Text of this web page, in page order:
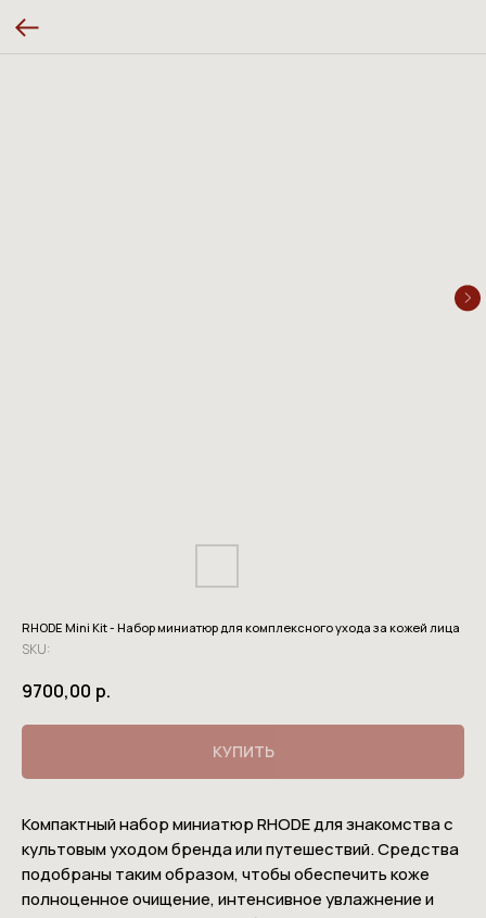
RHODE Mini Kit - Набор миниатюр для комплексного ухода за кожей лица
SKU:
9700,00 р.
КУПИТЬ
Компактный набор миниатюр RHODE для знакомства с
культовым уходом бренда или путешествий. Средства
подобраны таким образом, чтобы обеспечить коже
полноценное очищение, интенсивное увлажнение и